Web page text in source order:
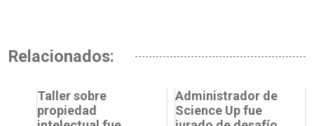
Relacionados:
Taller sobre
propiedad
Administrador de
Science Up fue